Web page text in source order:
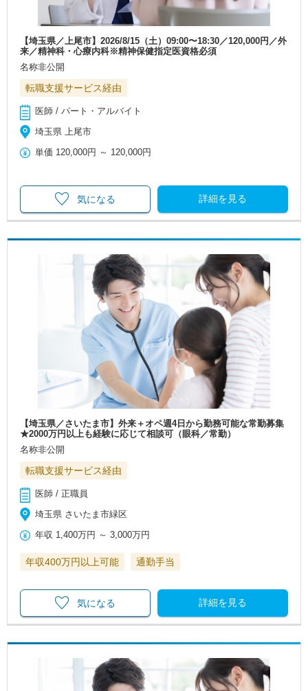
【埼玉県／上尾市】2026/8/15（土）09:00〜18:30／120,000円／外
来／精神科・心療内科※精神保健指定医資格必須
名称非公開
転職支援サービス経由
医師 / パート・アルバイト
埼玉県 上尾市
単価 120,000円 ～ 120,000円
詳細を見る
気になる
【埼玉県／さいたま市】外来＋オペ週4日から勤務可能な常勤募集
★2000万円以上も経験に応じて相談可（眼科／常勤）
名称非公開
転職支援サービス経由
医師 / 正職員
埼玉県 さいたま市緑区
年収 1,400万円 ～3,000万円
年収400万円以上可能 通勤手当
詳細を見る
気になる